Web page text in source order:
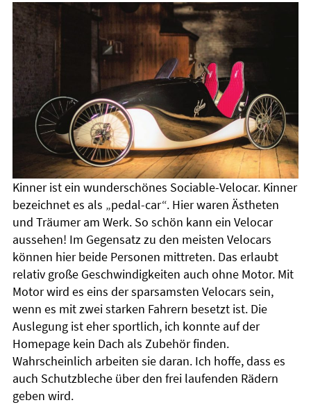
Kinner ist ein wunderschönes Sociable-Velocar. Kinner
bezeichnet es als „pedal-car“. Hier waren Ästheten
und Träumer am Werk. So schön kann ein Velocar
aussehen! Im Gegensatz zu den meisten Velocars
können hier beide Personen mittreten. Das erlaubt
relativ große Geschwindigkeiten auch ohne Motor. Mit
Motor wird es eins der sparsamsten Velocars sein,
wenn es mit zwei starken Fahrern besetzt ist. Die
Auslegung ist eher sportlich, ich konnte auf der
Homepage kein Dach als Zubehör finden.
Wahrscheinlich arbeiten sie daran. Ich hoffe, dass es
auch Schutzbleche über den frei laufenden Rädern
geben wird.